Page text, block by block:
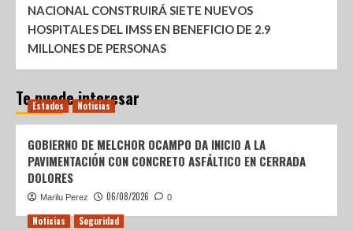
NACIONAL CONSTRUIRÁ SIETE NUEVOS
HOSPITALES DEL IMSS EN BENEFICIO DE 2.9
MILLONES DE PERSONAS
Te puede interesar
Estados Noticias
GOBIERNO DE MELCHOR OCAMPO DA INICIO A LA
PAVIMENTACIÓN CON CONCRETO ASFÁLTICO EN CERRADA
DOLORES
Marilu Perez 06/08/2026 0
Noticias Seguridad